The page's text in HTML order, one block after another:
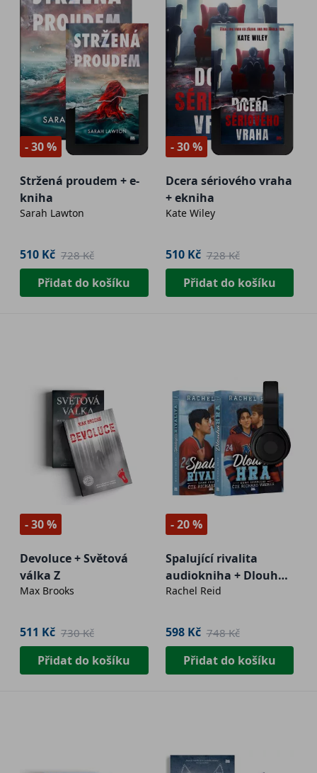
- 30 %
Stržená proudem + e-
kniha
Sarah Lawton
510 Kč 728 Kč
Přidat do košíku
- 30 %
Dcera sériového vraha
+ ekniha
Kate Wiley
510 Kč 728 Kč
Přidat do košíku
- 30 %
Devoluce + Světová
válka Z
Max Brooks
511 Kč 730 Kč
Přidat do košíku
- 20 %
Spalující rivalita
audiokniha + Dlouhá
hra audiokniha
Rachel Reid
598 Kč 748 Kč
Přidat do košíku